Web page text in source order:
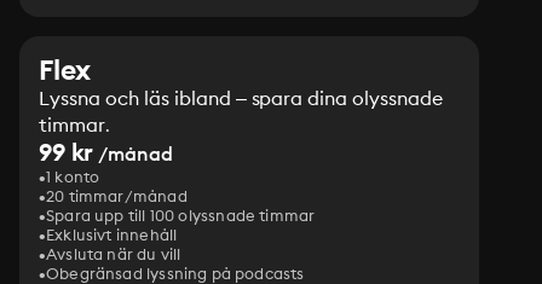
Flex
Lyssna och läs ibland – spara dina olyssnade
timmar.
99 kr /månad
1 konto
20 timmar/månad
Spara upp till 100 olyssnade timmar
Exklusivt innehåll
Avsluta när du vill
Obegränsad lyssning på podcasts